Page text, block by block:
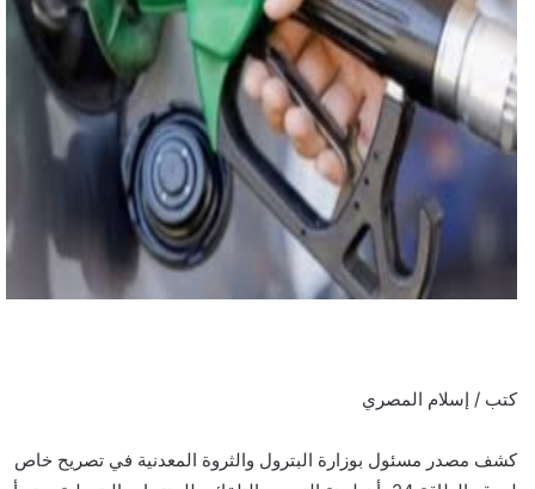
كتب / إسلام المصري
كشف مصدر مسئول بوزارة البترول والثروة المعدنية في تصريح خاص